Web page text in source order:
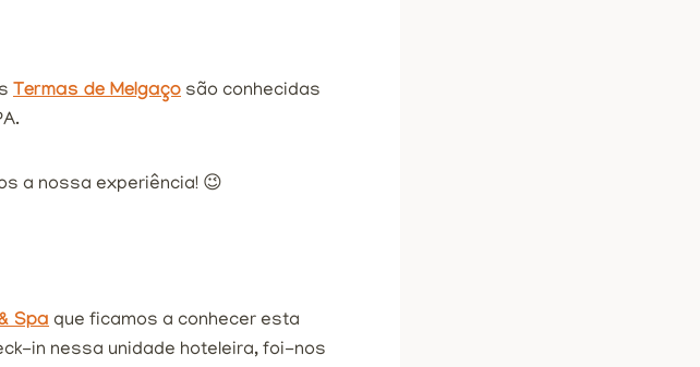
Termas de Melgaço são conhecidas
a nossa experiência! 😉
Spa que ficamos a conhecer esta
in nessa unidade hoteleira, foi-nos